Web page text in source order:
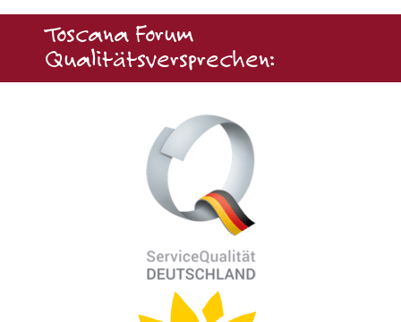
Toscana Forum
Qualitätsversprechen: